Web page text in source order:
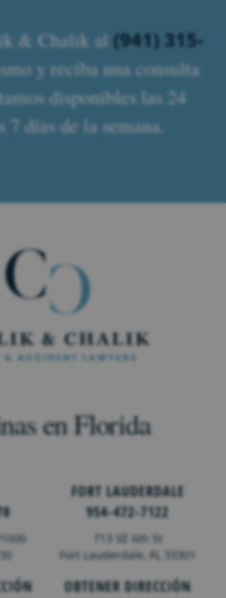
& Chalik al (941) 315-
y reciba una consulta
disponibles las 24
7 días de la semana.
en Florida
FORT LAUDERDALE
954-472-7122
713 SE 6th St
Fort Lauderdale,FL 33301
OBTENER DIRECCIÓN